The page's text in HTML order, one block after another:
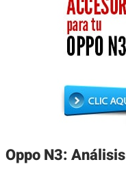
Oppo N3: Análisis